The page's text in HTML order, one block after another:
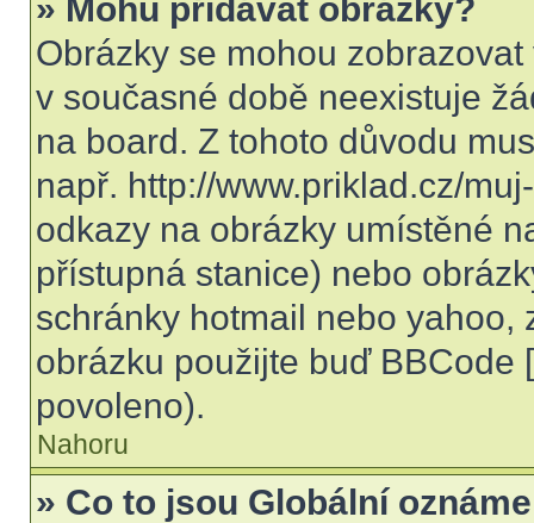
» Mohu přidávat obrázky?
Obrázky se mohou
v současné době neexistuje
na board. Z tohoto důvodu
např. http://www.priklad.cz/
odkazy na obrázky umístěné
přístupná stanice) nebo
schránky hotmail nebo yahoo,
obrázku použijte buď BBCode
povoleno).
Nahoru
» Co to jsou Globální